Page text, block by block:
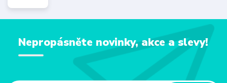
Nepropásněte novinky, akce a slevy!